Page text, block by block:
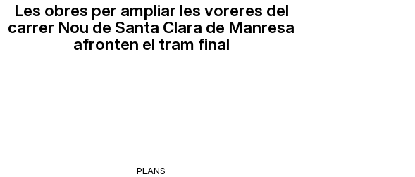
Les obres per ampliar les voreres del
carrer Nou de Santa Clara de Manresa
afronten el tram final
PLANS